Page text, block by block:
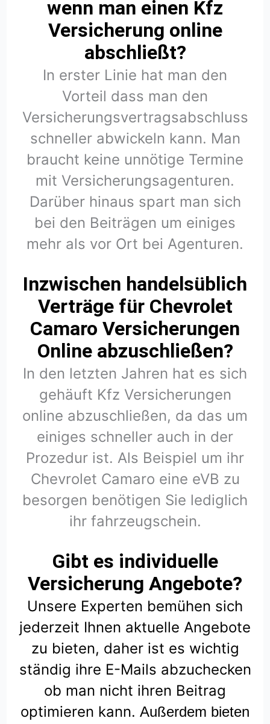
wenn man einen Kfz
Versicherung online
abschließt?
In erster Linie hat man den
Vorteil dass man den
Versicherungsvertragsabschluss
schneller abwickeln kann. Man
braucht keine unnötige Termine
mit Versicherungsagenturen.
Darüber hinaus spart man sich
bei den Beiträgen um einiges
mehr als vor Ort bei Agenturen.
Inzwischen handelsüblich
Verträge für Chevrolet
Camaro Versicherungen
Online abzuschließen?
In den letzten Jahren hat es sich
gehäuft Kfz Versicherungen
online abzuschließen, da das um
einiges schneller auch in der
Prozedur ist. Als Beispiel um ihr
Chevrolet Camaro eine eVB zu
besorgen benötigen Sie lediglich
ihr fahrzeugschein.
Gibt es individuelle
Versicherung Angebote?
Unsere Experten bemühen sich
jederzeit Ihnen aktuelle Angebote
zu bieten, daher ist es wichtig
ständig ihre E-Mails abzuchecken
ob man nicht ihren Beitrag
optimieren kann. Außerdem bieten